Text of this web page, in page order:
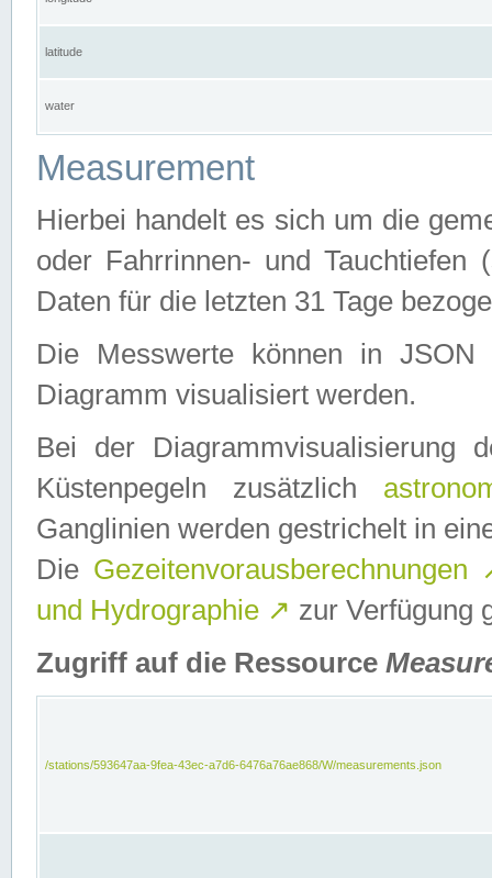
latitude
water
Measurement
Hierbei handelt es sich um die
oder Fahrrinnen- und Tauchtiefen
Daten für die letzten 31 Tage
Die Messwerte können in
Diagramm visualisiert werden.
Bei der Diagrammvisualisierung
Küstenpegeln zusätzlich
Ganglinien werden gestrichelt in
Die Gezeitenvorausberechnungen
und Hydrographie ↗ zur Verfügung
Zugriff auf die Ressource
/stations/593647aa-9fea-43ec-a7d6-6476a76ae868/W/measurements.json